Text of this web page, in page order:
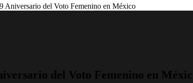
Aniversario del Voto Femenino en México
del Voto Femenino en